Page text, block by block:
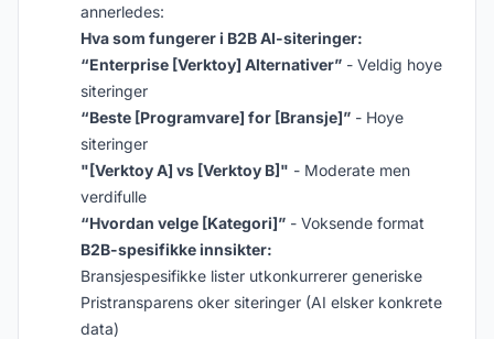
annerledes:
Hva som fungerer i B2B AI-siteringer:
“Enterprise [Verktoy] Alternativer” - Veldig hoye
siteringer
“Beste [Programvare] for [Bransje]” - Hoye
siteringer
"[Verktoy A] vs [Verktoy B]" - Moderate men
verdifulle
“Hvordan velge [Kategori]” - Voksende format
B2B-spesifikke innsikter:
Bransjespesifikke lister utkonkurrerer generiske
Pristransparens oker siteringer (AI elsker konkrete
data)